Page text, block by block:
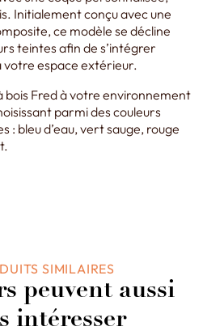
Initialement conçu avec une
ce modèle se décline
teintes afin de s’intégrer
espace extérieur.
bois Fred à votre environnement
parmi des couleurs
: bleu d’eau, vert sauge, rouge
SIMILAIRES
peuvent aussi
intéresser